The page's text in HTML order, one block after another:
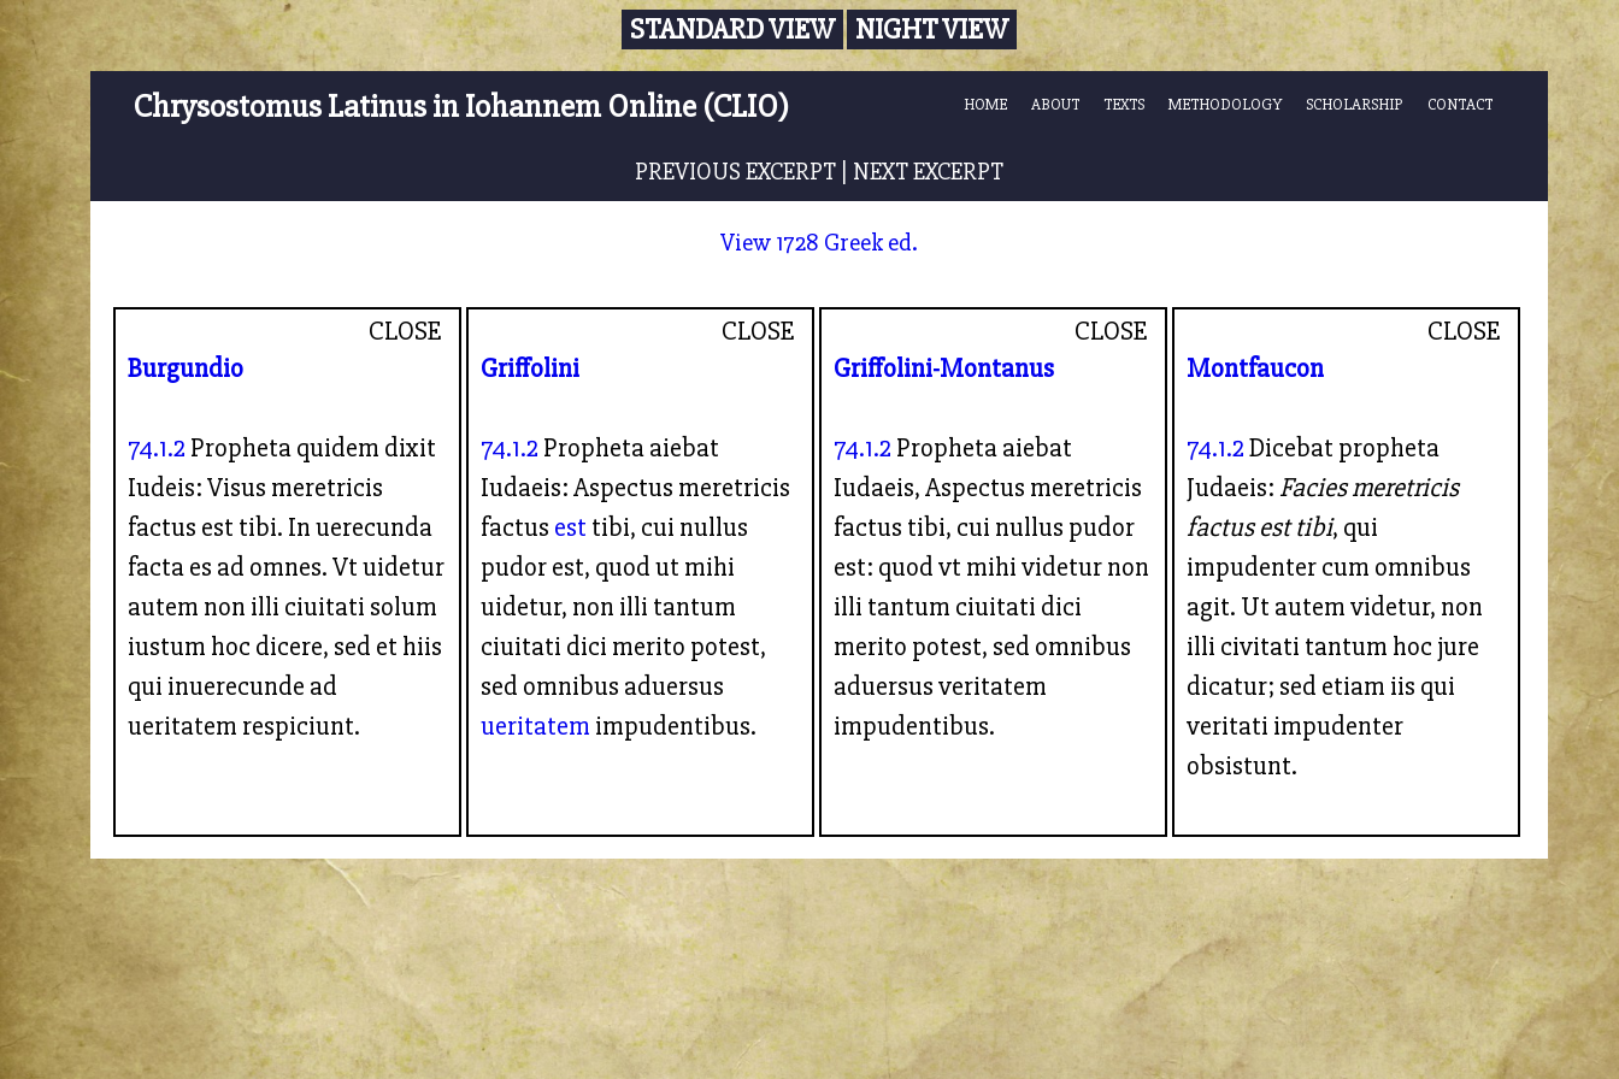
STANDARD VIEW NIGHT VIEW
Chrysostomus Latinus in Iohannem Online (CLIO) HOME ABOUT TEXTS METHODOLOGY SCHOLARSHIP CONTACT
PREVIOUS EXCERPT NEXT EXCERPT
View 1728 Greek ed.
CLOSE
Burgundio
74.1.2 Propheta quidem dixit
Iudeis: Visus meretricis
factus est tibi. In uerecunda
facta es ad omnes. Vt uidetur
autem non illi ciuitati solum
iustum hoc dicere, sed et hiis
qui inuerecunde ad
ueritatem respiciunt.
CLOSE
Griffolini
74.1.2 Propheta aiebat
Iudaeis: Aspectus meretricis
factus est tibi, cui nullus
pudor est, quod ut mihi
uidetur, non illi tantum
ciuitati dici merito potest,
sed omnibus aduersus
ueritatem impudentibus.
CLOSE
Griffolini-Montanus
74.1.2 Propheta aiebat
Iudaeis, Aspectus meretricis
factus tibi, cui nullus pudor
est: quod vt mihi videtur non
illi tantum ciuitati dici
merito potest, sed omnibus
aduersus veritatem
impudentibus.
CLOSE
Montfaucon
74.1.2Dicebat propheta
Judaeis: Facies meretricis
factus est tibi, qui
impudenter cum omnibus
agit. Ut autem videtur, non
illi civitati tantum hoc jure
dicatur; sed etiam iis qui
veritati impudenter
obsistunt.